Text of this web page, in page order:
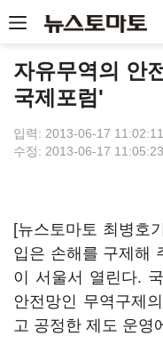
자유무역의 안
국제포럼'
입력: 2013-06-17 11:02:11
수정: 2013-06-17 11:05:23
[뉴스토마토 최병호
입은 손해를 구제해
이 서울서 열린다.
안전망인 무역구제
고 공정한 제도 운영